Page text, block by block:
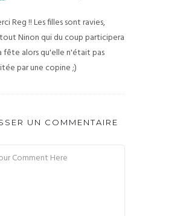
Reg !! Les filles sont ravies,
Ninon qui du coup participera
fête alors qu'elle n'était pas
par une copine ;)
UN COMMENTAIRE